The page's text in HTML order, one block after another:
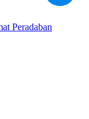
Peradaban